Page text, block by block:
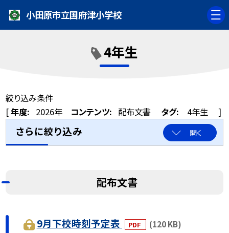
小田原市立国府津小学校
4年生
絞り込み条件
[年度: 2026年 コンテンツ: 配布文書 タグ: 4年生 ]
さらに絞り込み 開く
配布文書
9月下校時刻予定表 PDF (120 KB)